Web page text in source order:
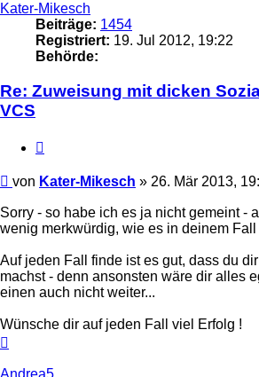
Kater-Mikesch
Beiträge: 1454
Registriert: 19. Jul 2012, 19:22
Behörde:
Re: Zuweisung mit dicken
VCS
Beitrag
von Kater-Mikesch » 26. Mär 2013,
Sorry - so habe ich es ja nicht gemeint -
wenig merkwürdig, wie es in deinem Fall
Auf jeden Fall finde ist es gut, dass du
machst - denn ansonsten wäre dir alles
einen auch nicht weiter...
Wünsche dir auf jeden Fall viel Erfolg !
Andrea5